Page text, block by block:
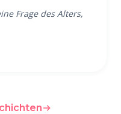
Frage des Alters,